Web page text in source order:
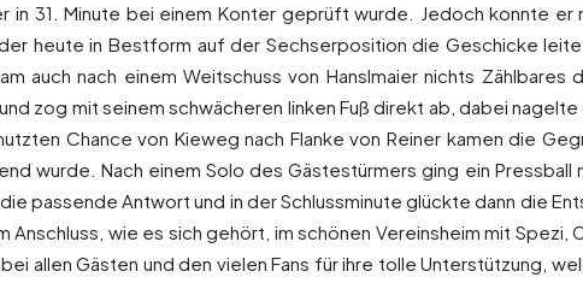
in 31. Minute bei einem Konter geprüft wurde. Jedoch konnte
heute in Bestform auf der Sechserposition die Geschicke
auch nach einem Weitschuss von Hanslmaier nichts
zog mit seinem schwächeren linken Fuß direkt ab, dabei
Chance von Kieweg nach Flanke von Reiner kamen die
wurde. Nach einem Solo des Gästestürmers ging ein Pressball
passende Antwort und in der Schlussminute glückte dann die
Anschluss, wie es sich gehört, im schönen Vereinsheim mit Spezi,
allen Gästen und den vielen Fans für ihre tolle Unterstützung,